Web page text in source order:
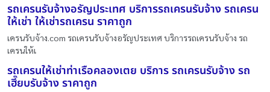
รถเครนรับจ้างอรัญประเทศ บริการรถเครนรับจ้าง รถเครน
ให้เช่า ให้เช่ารถเครน ราคาถูก
เครนรับจ้าง.com รถเครนรับจ้างอรัญประเทศ บริการรถเครนรับจ้าง รถ
เครนให้เ
รถเครนให้เช่าท่าเรือคลองเตย บริการ รถเครนรับจ้าง รถ
เฮี๊ยบรับจ้าง ราคาถูก